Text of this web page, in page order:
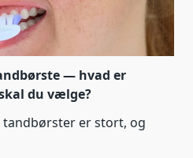
— hvad er
du vælge?
er stort, og